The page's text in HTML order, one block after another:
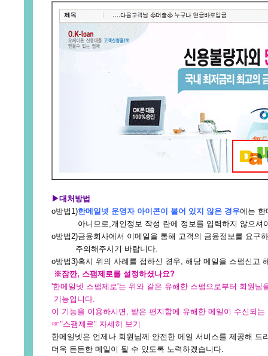
▶대처방법
ο방법1)한메일넷 운영자 아이콘이 붙어 있지 않은 경우에는 한
아니므로,개인정보 작성 란에 정보를 입력하지 않으셔
ο방법2)금융회사에서 이메일을 통해 고객의 금융정보를 요구
주의해주시기 바랍니다.
ο방법3)혹시 위의 사례를 접하신 경우, 해당 메일을 스팸신고
※잠깐, 스팸제로를 설정하셨나요?
'한메일넷 스팸제로'는 위와 같은 유해한 스팸으로부터 회원님
기능입니다.
이 기능을 이용하시면, 받은 편지함에 유해한 메일이 수신되
☞"스팸제로" 자세히 보기
한메일넷은 언제나 회원님께 안전한 메일 서비스를 제공해 드
더욱 든든한 메일이 될 수 있도록 노력하겠습니다.